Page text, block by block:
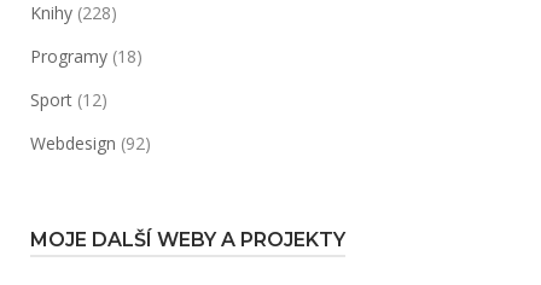
Knihy (228)
Programy (18)
Sport (12)
Webdesign (92)
MOJE DALŠÍ WEBY A PROJEKTY